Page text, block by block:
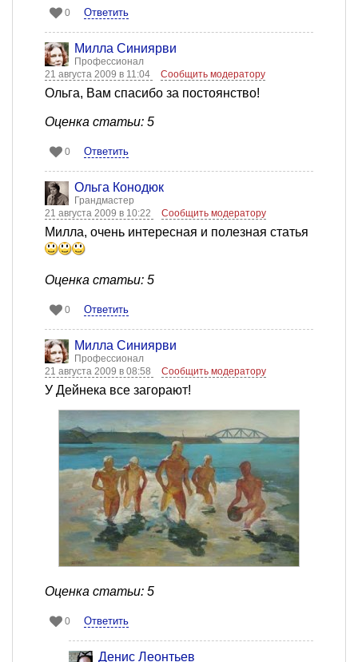
0 Ответить
Милла Синиярви
Профессионал
21 августа 2009 в 11:04
Сообщить модератору
Ольга, Вам спасибо за постоянство!
Оценка статьи: 5
0 Ответить
Ольга Конодюк
Грандмастер
21 августа 2009 в 10:22
Сообщить модератору
Милла, очень интересная и полезная статья
Оценка статьи: 5
0 Ответить
Милла Синиярви
Профессионал
21 августа 2009 в 08:58
Сообщить модератору
У Дейнека все загорают!
Оценка статьи: 5
0 Ответить
Денис Леонтьев